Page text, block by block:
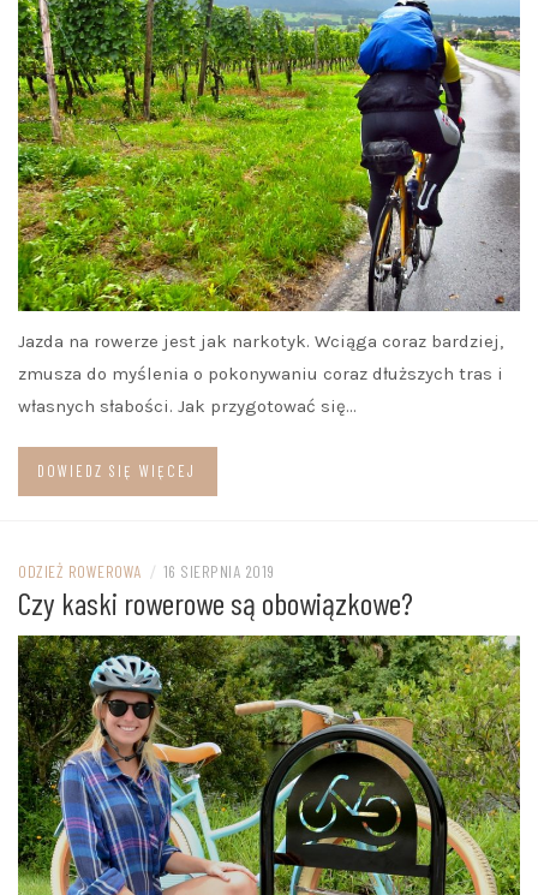
Jazda na rowerze jest jak narkotyk. Wciąga coraz bardziej,
zmusza do myślenia o pokonywaniu coraz dłuższych tras i
własnych słabości. Jak przygotować się…
DOWIEDZ SIĘ WIĘCEJ
ODZIEŻ ROWEROWA / 16 SIERPNIA 2019
Czy kaski rowerowe są obowiązkowe?